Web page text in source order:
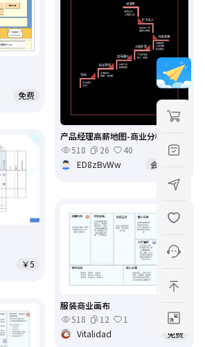
产品经理高薪地图-商业分析
518
26
40
ED8zBvWw
会员免费
免费
￥5
服装商业画布
518
12
1
Vitalidad
免费